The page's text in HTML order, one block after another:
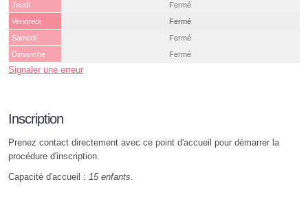
Jeudi
Fermé
Vendredi
Fermé
Samedi
Fermé
Dimanche
Fermé
Signaler une erreur
Inscription
Prenez contact directement avec ce point d'accueil pour démarrer la
procédure d'inscription.
Capacité d'accueil : 15 enfants.